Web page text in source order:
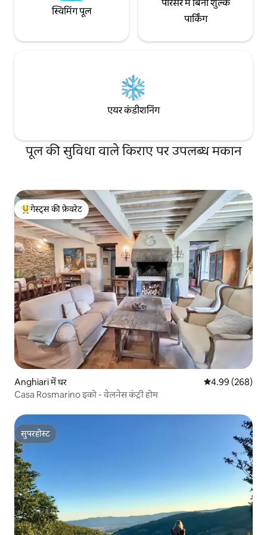
स्विमिंग पूल
परिसर में बिना शुल्क
पार्किंग
एयर कंडीशनिंग
पूल की सुविधा वाले किराए पर उपलब्ध मकान
गेस्ट्स का टॉप फ़ेवरेट
गेस्ट्स की फ़ेवरेट
Anghiari में घर औसत रेटिंग 5 में से
4.99 (268)
Casa Rosmarino इको - वेलनेस कंट्री होम
सुपरहोस्ट
सुपरहोस्ट